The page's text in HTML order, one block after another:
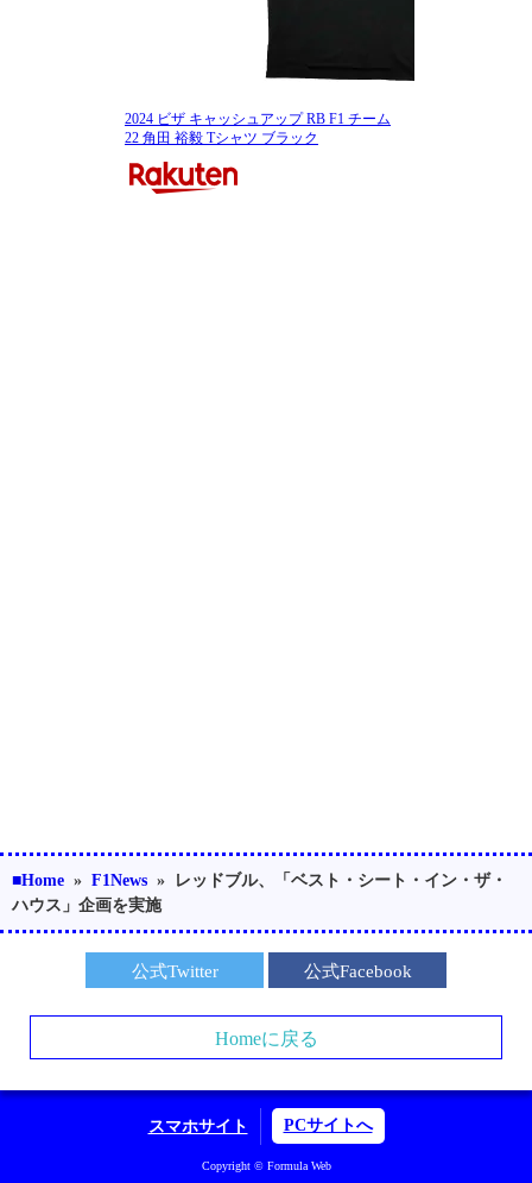
2024 ビザ キャッシュアップ RB F1 チーム
22 角田 裕毅 Tシャツ ブラック
■Home » F1News »
レッドブル、「ベスト・シート・イン・ザ・
ハウス」企画を実施
公式Twitter 公式Facebook
Homeに戻る
スマホサイト PCサイトへ
Copyright © Formula Web